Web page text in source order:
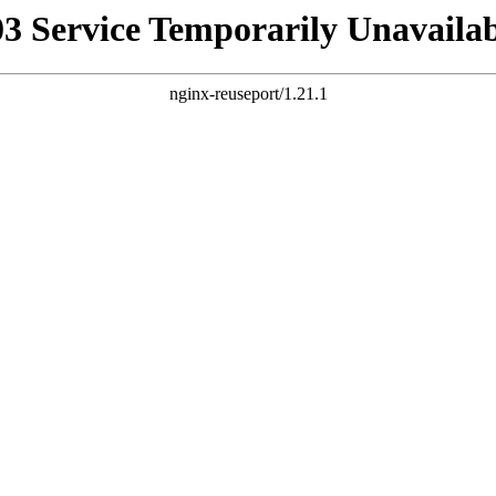
Service Temporarily
nginx-reuseport/1.21.1